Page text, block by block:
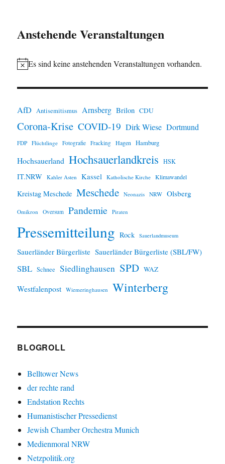
Anstehende Veranstaltungen
H
w
e
i
Es sind keine anstehenden Veranstaltungen vorhanden.
AfD Antisemitismus Arnsberg Brilon CDU
Corona-Krise COVID-19 Dirk Wiese Dortmund
FDP Flüchtlinge Fotografie Fracking Hagen Hamburg
Hochsauerland Hochsauerlandkreis HSK
IT.NRW Kahler Asten Kassel Katholische Kirche Klimawandel
Kreistag Meschede Meschede Neonazis NRW Olsberg
Omikron Oversum Pandemie Piraten
Pressemitteilung Rock Sauerlandmuseum
Sauerländer Bürgerliste Sauerländer Bürgerliste (SBL/FW)
SBL Schnee Siedlinghausen SPD WAZ
Westfalenpost Wiemeringhausen Winterberg
BLOGROLL
Belltower News
der rechte rand
Endstation Rechts
Humanistischer Pressedienst
Jewish Chamber Orchestra Munich
Medienmoral NRW
Netzpolitik.org